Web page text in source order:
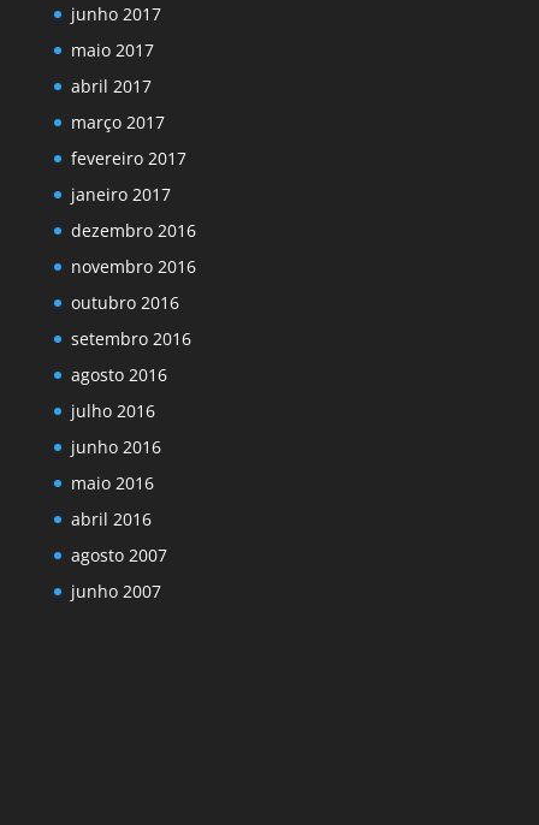
junho 2017
maio 2017
abril 2017
março 2017
fevereiro 2017
janeiro 2017
dezembro 2016
novembro 2016
outubro 2016
setembro 2016
agosto 2016
julho 2016
junho 2016
maio 2016
abril 2016
agosto 2007
junho 2007